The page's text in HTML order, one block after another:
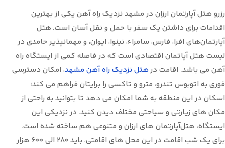
رزرو هتل آپارتمان ارزان در مشهد نزدیک راه آهن یکی از بهترین
اقدامات برای داشتن یک سفر با حمل و نقل آسان است. هتل
آپارتمان‌های افرا، فارس، سامراء، نینوا، ایوان، و مهمانپذیر حامدی در
لیست هتل آپاتمان اقتصادی است که در فاصله کمی از ایستگاه راه
آهن می باشد. اقامت درهتل نزدیک راه آهن مشهد، امکان دسترسی
فوری به اتوبوس تندرو، مترو و تاکسی‌ را برایتان فراهم می کند؛
اسکان در این منطقه به شما امکان می دهد تا بتوانید به راحتی از
مکان های زیارتی و سیاحتی مختلف دیدن کنید. در نزدیکی این
ایستگاه، هتل‌آپارتمان های ارزان و متنوعی هم ساخته شده‌ است.
برای یک شب اقامت در این محل های اقامتی، باید ۲۸۰ الی ۶۰۰ هزار